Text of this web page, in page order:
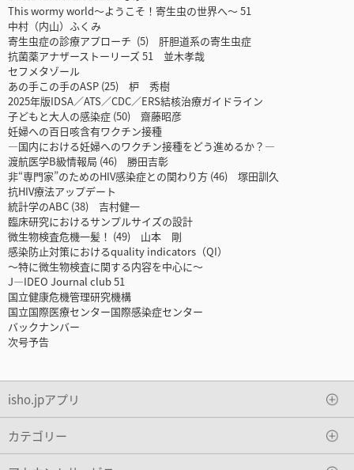
This wormy world～ようこそ！寄生虫の世界へ～ 51
中村（内山）ふくみ
寄生虫症の診療アプローチ (5) 肝胆道系の寄生虫症
抗菌薬アナザーストーリーズ 51 並木孝哉
セフメタゾール
あの手この手のASP (25) 枦 秀樹
2025年版IDSA／ATS／CDC／ERS結核治療ガイドライン
子どもと大人の感染症 (50) 齋藤昭彦
妊婦への百日咳含有ワクチン接種
―国内における妊婦へのワクチン接種をどう進めるか？―
渡航医学B級情報局 (46) 勝田吉彰
非“専門家”のためのHIV感染症との関わり方 (46) 塚田訓久
抗HIV療法アップデート
統計学のABC (38) 吉村健一
臨床研究におけるサンプルサイズの設計
微生物検査危機一髪！ (49) 山本 剛
感染防止対策におけるquality indicators（QI）
～特に微生物検査に関する内容を中心に～
J—IDEO Journal club 51
国立健康危機管理研究機構
国立国際医療センター国際感染症センター
バックナンバー
次号予告
isho.jpアプリ
カテゴリー